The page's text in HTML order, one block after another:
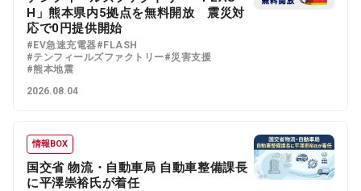
H」熊本県内5拠点を無料開放 震災対
応で0円提供開始
#EV急速充電器#FLASH
#テンフィールズファクトリー#災害支援
#熊本地震
2026.08.04
情報BOX
国交省 物流・自動車局 自動車整備課長
に平澤崇裕氏が着任